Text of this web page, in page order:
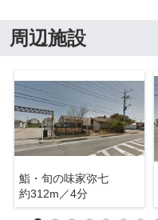
周辺施設
鮨・旬の味家弥七
約312m／4分